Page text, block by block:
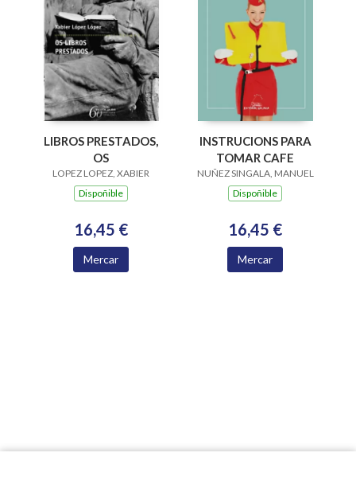
LIBROS PRESTADOS,
OS
LOPEZ LOPEZ, XABIER
Dispoñible
16,45 €
Mercar
INSTRUCIONS PARA
TOMAR CAFE
NUÑEZ SINGALA, MANUEL
Dispoñible
16,45 €
Mercar